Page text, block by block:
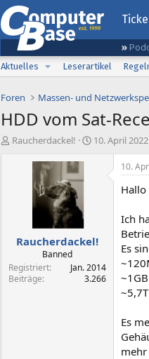
Aktuelles
Leserartikel
Foren Massen- und
HDD vom Sat-
E
Raucherdackel!
E
a
10. April 2022
Raucherdackel!
Banned
Registriert
Jan. 2014
Beiträge
3.266
10.
Ich
Es
Es
mehr